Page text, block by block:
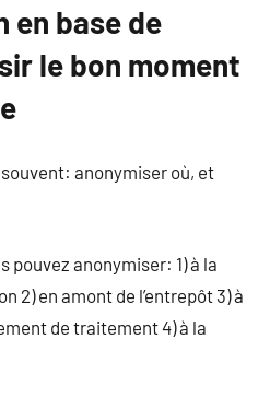
en base de
le bon moment
anonymiser où, et
pouvez anonymiser: 1) à la
2) en amont de l’entrepôt 3) à
de traitement 4) à la